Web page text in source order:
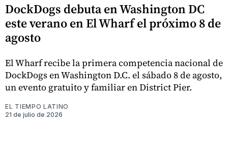
DockDogs debuta en Washington DC
este verano en El Wharf el próximo 8 de
agosto
El Wharf recibe la primera competencia nacional de
DockDogs en Washington D.C. el sábado 8 de agosto,
un evento gratuito y familiar en District Pier.
EL TIEMPO LATINO
21 de julio de 2026